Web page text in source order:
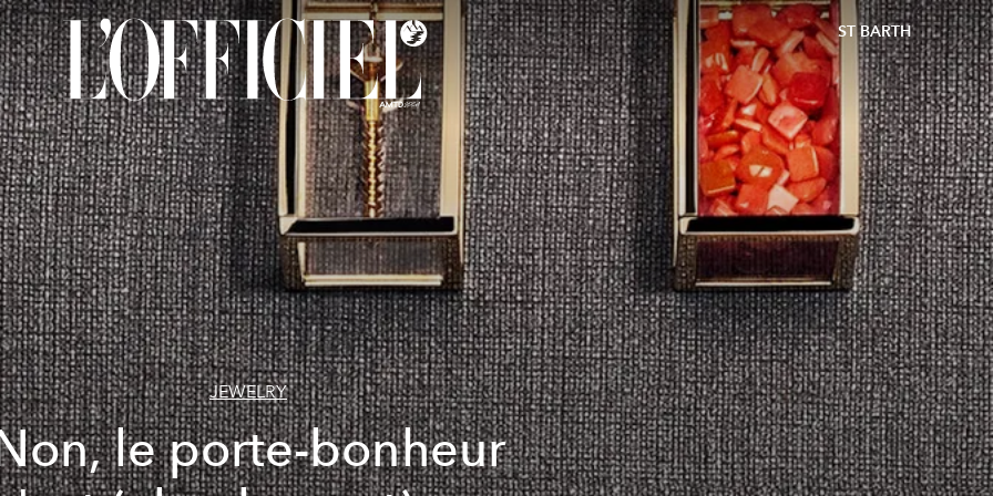
ST BARTH
JEWELRY
le porte-bonheur